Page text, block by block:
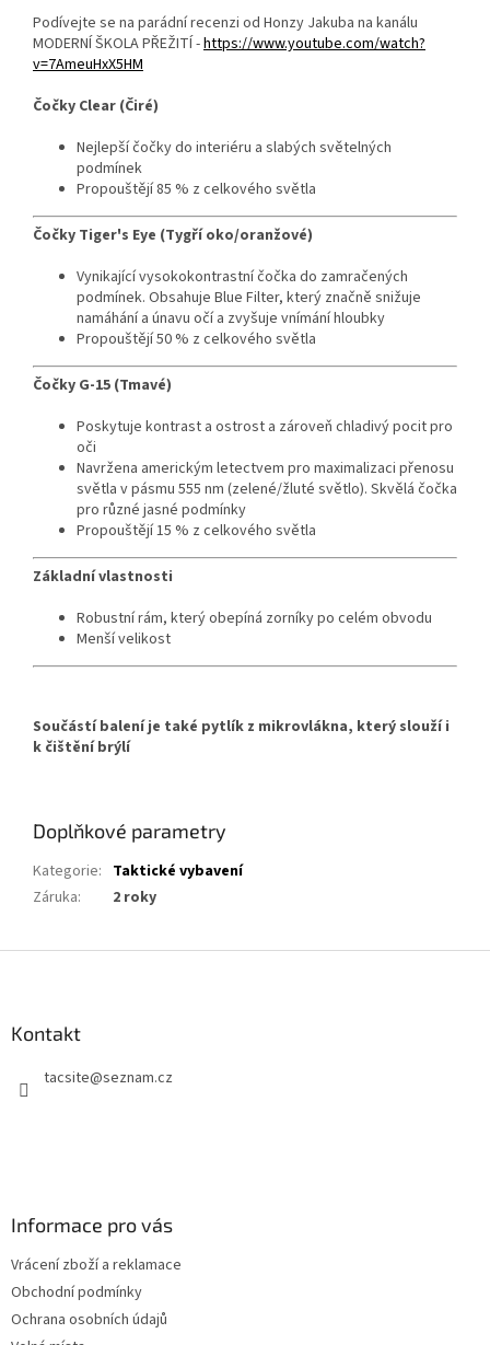
Podívejte se na parádní recenzi od Honzy Jakuba na kanálu
MODERNÍ ŠKOLA PŘEŽITÍ -https://www.youtube.com/watch?
v=7AmeuHxX5HM
Čočky Clear (Čiré)
Nejlepší čočky do interiéru a slabých světelných
podmínek
Propouštějí 85 % z celkového světla
Čočky Tiger's Eye (Tygří oko/oranžové)
Vynikající vysokokontrastní čočka do zamračených
podmínek. Obsahuje Blue Filter, který značně snižuje
namáhání a únavu očí a zvyšuje vnímání hloubky
Propouštějí 50 % z celkového světla
Čočky G-15 (Tmavé)
Poskytuje kontrast a ostrost a zároveň chladivý pocit pro
oči
Navržena americkým letectvem pro maximalizaci přenosu
světla v pásmu 555 nm (zelené/žluté světlo). Skvělá čočka
pro různé jasné podmínky
Propouštějí 15 % z celkového světla
Základní vlastnosti
Robustní rám, který obepíná zorníky po celém obvodu
Menší velikost
Součástí balení je také pytlík z mikrovlákna, který slouží i
k čištění brýlí
Doplňkové parametry
Kategorie: Taktické vybavení
Záruka: 2 roky
Kontakt
tacsite@seznam.cz
Informace pro vás
Vrácení zboží a reklamace
Obchodní podmínky
Ochrana osobních údajů